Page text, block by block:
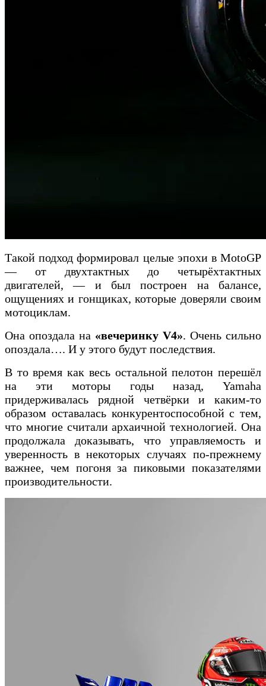
Такой подход формировал целые эпохи в MotoGP
— от двухтактных до четырёхтактных
двигателей, — и был построен на балансе,
ощущениях и гонщиках, которые доверяли своим
мотоциклам.
Она опоздала на «вечеринку V4». Очень сильно
опоздала…. И у этого будут последствия.
В то время как весь остальной пелотон перешёл
на эти моторы годы назад, Yamaha
придерживалась рядной четвёрки и каким-то
образом оставалась конкурентоспособной с тем,
что многие считали архаичной технологией. Она
продолжала доказывать, что управляемость и
уверенность в некоторых случаях по-прежнему
важнее, чем погоня за пиковыми показателями
производительности.